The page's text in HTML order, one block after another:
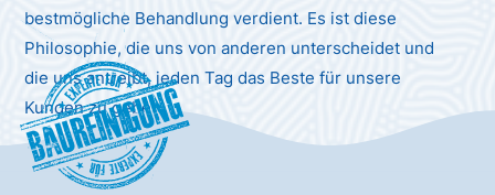
bestmögliche Behandlung verdient. Es ist diese
Philosophie, die uns von anderen unterscheidet und
die uns antreibt, jeden Tag das Beste für unsere
Kunden zu geben.
Baureinigung